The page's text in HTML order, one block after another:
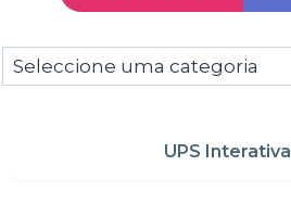
Seleccione
uma
UPS Interativa